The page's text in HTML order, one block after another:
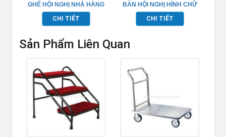
GHẾ HỘI NGHỊ NHÀ HÀNG
– TP662015
CHI TIẾT
BÀN HỘI NGHỊ HÌNH CHỮ
NHẬT – TP662007
CHI TIẾT
Sản Phẩm Liên Quan